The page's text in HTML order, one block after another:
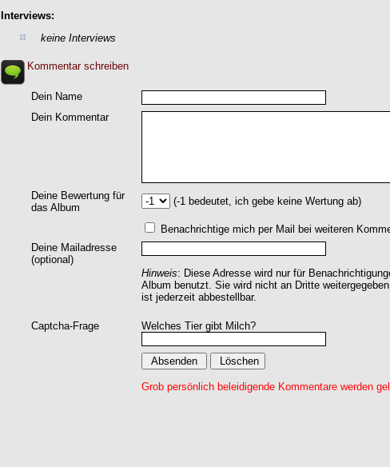
Interviews:
keine Interviews
Kommentar schreiben
Dein Name
Dein Kommentar
Deine Bewertung für
das Album
(-1 bedeutet, ich gebe keine Wertung ab)
Benachrichtige mich per Mail bei weiteren
Deine Mailadresse
(optional)
Hinweis: Diese Adresse wird nur für
Album benutzt. Sie wird nicht an Dritte
ist jederzeit abbestellbar.
Captcha-Frage Welches Tier gibt Milch?
Grob persönlich beleidigende Kommentare werden